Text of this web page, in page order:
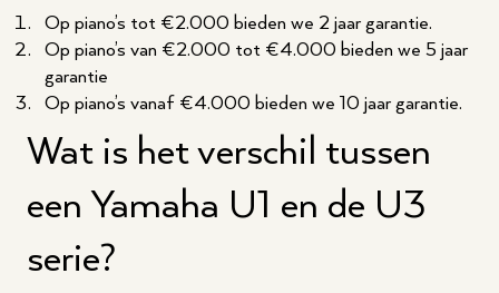
Op piano’s tot €2.000 bieden we 2 jaar garantie.
Op piano’s van €2.000 tot €4.000 bieden we 5 jaar
garantie
Op piano’s vanaf €4.000 bieden we 10 jaar garantie.
Wat is het verschil tussen
een Yamaha U1 en de U3
serie?